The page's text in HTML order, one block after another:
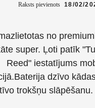
Raksts pievienots 18/02/
no
super. Ļoti patīk
Reed" iestatījums
dzīvo
trokšņu